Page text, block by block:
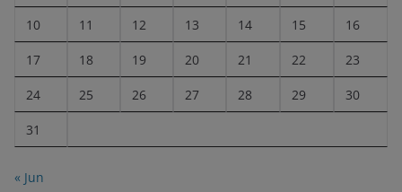
10 11 12 13 14 15 16
17 18 19 20 21 22 23
24 25 26 27 28 29 30
31
« Jun